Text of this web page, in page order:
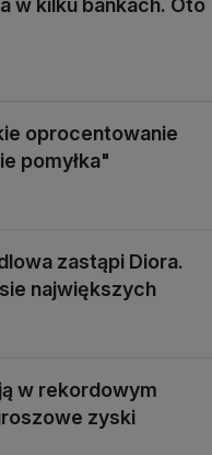
oprocentowanie
pomyłka"
zastąpi Diora.
największych
w rekordowym
zyski